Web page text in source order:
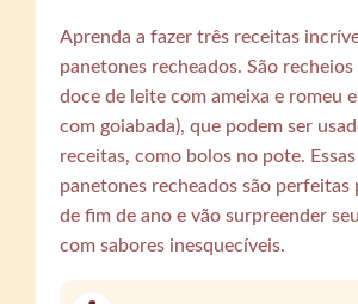
Aprenda a fazer três receitas
panetones recheados. São
doce de leite com ameixa e romeu
com goiabada), que podem ser
receitas, como bolos no pote.
panetones recheados são perfeitas
de fim de ano e vão surpreender
com sabores inesquecíveis.